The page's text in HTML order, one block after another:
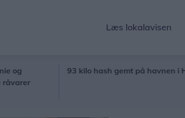
Læs lokalavisen
93 kilo hash gemt på havnen i Hirtshals